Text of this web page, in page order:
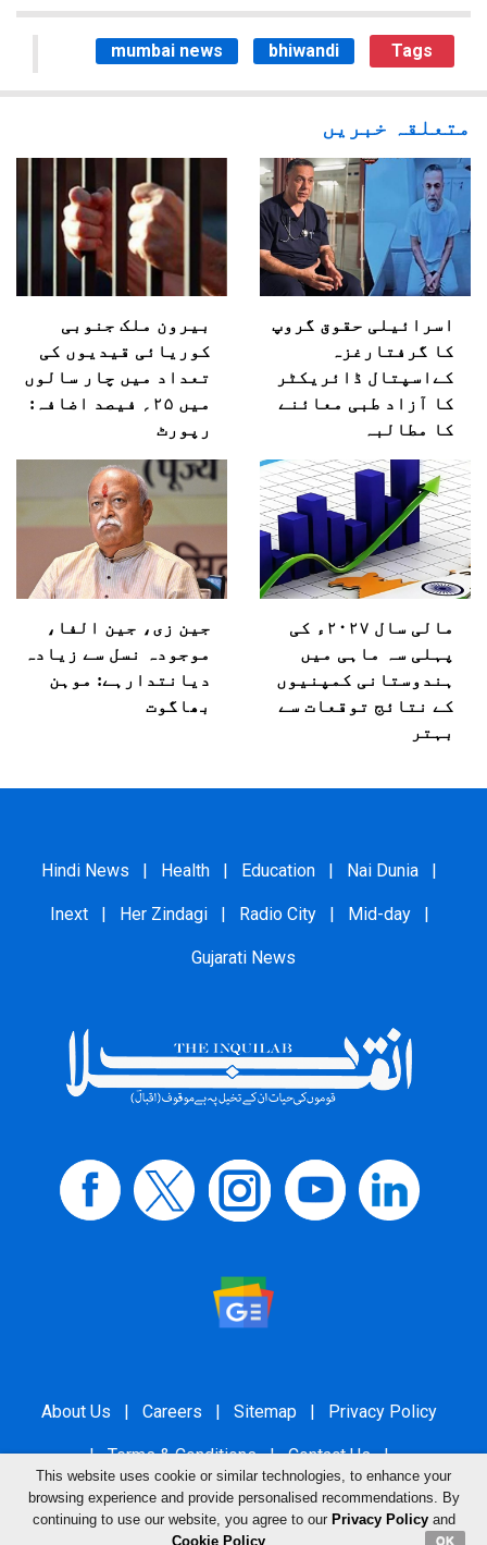
mumbai news bhiwandi Tags
متعلقہ خبریں
اسرائیلی حقوق گروپ
کا گرفتارغزہ
کےاسپتال ڈائریکٹر
کا آزاد طبی معائنے
کا مطالبہ
بیرون ملک جنوبی
کوریائی قیدیوں کی
تعداد میں چار سالوں
میں ۲۵؍ فیصد اضافہ:
رپورٹ
مالی سال ۲۰۲۷ء کی
پہلی سہ ماہی میں
ہندوستانی کمپنیوں
کے نتائج توقعات سے
بہتر
جین زی، جین الفا،
موجودہ نسل سے زیادہ
دیانتدارہے: موہن
بھاگوت
Hindi News | Health | Education | Nai Dunia |
Inext | Her Zindagi | Radio City | Mid-day |
Gujarati News
About Us | Careers | Sitemap | Privacy Policy
| Terms & Conditions | Contact Us |
Grievance Redressal
This website uses cookie or similar technologies, to enhance your
browsing experience and provide personalised recommendations. By
continuing to use our website, you agree to our Privacy Policyand
Cookie Policy
OK